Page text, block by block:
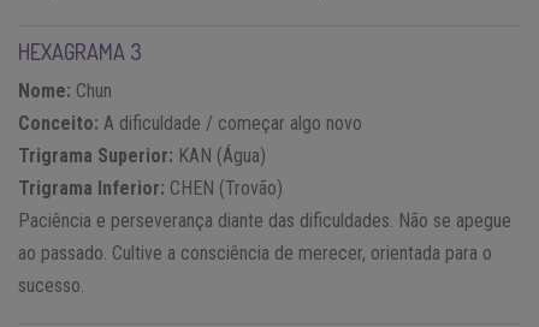
HEXAGRAMA 3
Nome: Chun
Conceito: A dificuldade / começar algo novo
Trigrama Superior: KAN (Água)
Trigrama Inferior: CHEN (Trovão)
Paciência e perseverança diante das dificuldades. Não se apegue
ao passado. Cultive a consciência de merecer, orientada para o
sucesso.